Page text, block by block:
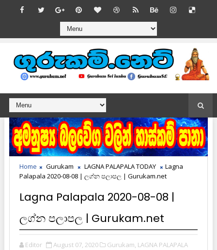
Home Gurukam LAGNA PALAPALA TODAY
Lagna
Palapala 2020-08-08 | ලග්න පලාපල | Gurukam.net
Lagna Palapala 2020-08-08 |
ලග්න පලාපල | Gurukam.net
Editor August 07, 2020 Gurukam, LAGNA PALAPALA